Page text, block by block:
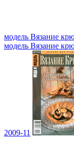
модель Вязание
модель Вязание
2009-11